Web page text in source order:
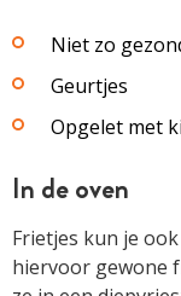
Niet zo
Geurtjes
Opgelet met
In de oven
Frietjes kun je
hiervoor gewone